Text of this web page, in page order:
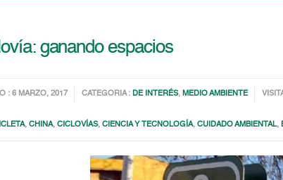
ganando espacios
: 6 MARZO, 2017 CATEGORIA : DE INTERÉS, MEDIO AMBIENTE
,CHINA,CICLOVÍAS,CIENCIA Y TECNOLOGÍA,CUIDADO AMBIENTAL,